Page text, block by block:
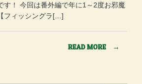
す！ 今回は番外編で年に1～2度お邪魔
フィッシングラ[…]
READ MORE →